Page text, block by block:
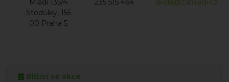
Mládí 135/4
Stodůlky, 155
00 Praha 5
235 515 464 skola@zsmladi.cz
Blížící se akce